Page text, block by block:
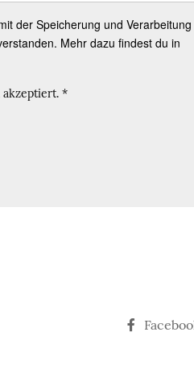
der Speicherung und
Mehr dazu findest du in
akzeptiert. *